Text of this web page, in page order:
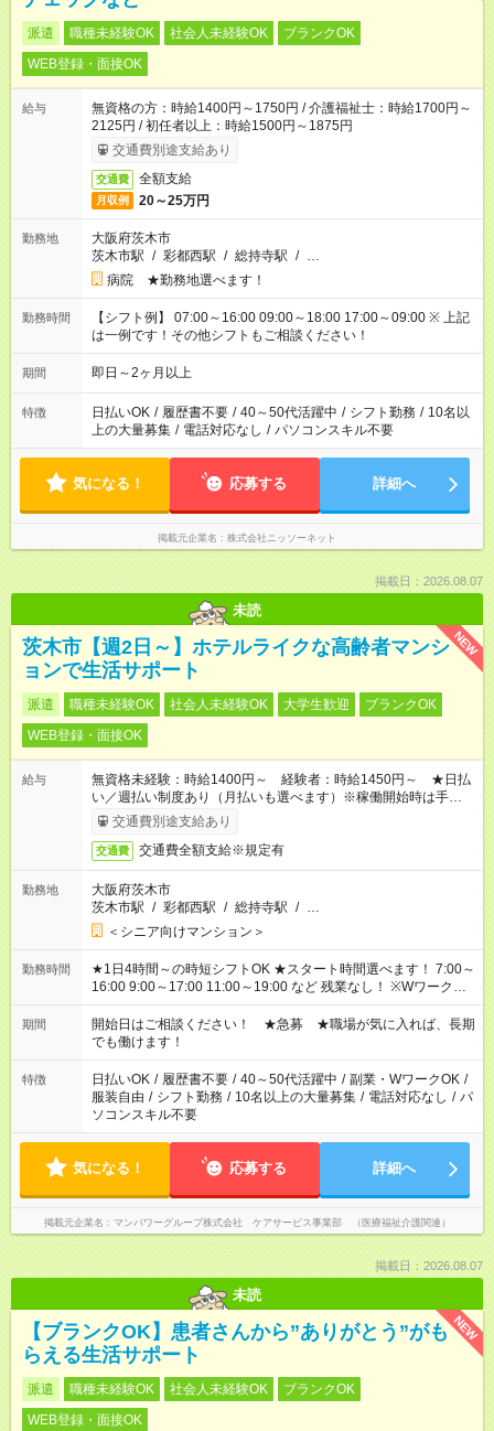
派遣 職種未経験OK 社会人未経験OK
ブランクOK
WEB登録・面接OK
給与
無資格の方：時給1400円～1750円 / 介護福祉士：時給1700円～
2125円 / 初任者以上：時給1500円～1875円
交通費別途支給あり
交通費 全額支給
月収例 20～25万円
勤務地
大阪府茨木市
茨木市駅 / 彩都西駅 / 総持寺駅 / …
病院 ★勤務地選べます！
勤務時間
【シフト例】 07:00～16:00 09:00～18:00 17:00～09:00 ※ 上記
は一例です！その他シフトもご相談ください！
期間 即日～2ヶ月以上
特徴 日払いOK / 履歴書不要 / 40～50代活躍中 / シフト勤務 / 10名以
上の大量募集 / 電話対応なし / パソコンスキル不要
気になる！ 応募する 詳細へ
掲載元企業名 株式会社ニッソーネット
掲載日：2026.08.07
未読
NEW
茨木市【週2日～】ホテルライクな高齢者マンシ
ョンで生活サポート
派遣 職種未経験OK 社会人未経験OK 大学生歓迎
ブランクOK
WEB登録・面接OK
給与
無資格未経験：時給1400円～ 経験者：時給1450円～ ★日払
い／週払い制度あり（月払いも選べます）※稼働開始時は手続き
完了次第のお支払いとなります。
交通費別途支給あり
交通費 交通費全額支給※規定有
勤務地
大阪府茨木市
茨木市駅 / 彩都西駅 / 総持寺駅 / …
＜シニア向けマンション＞
勤務時間
★1日4時間～の時短シフトOK ★スタート時間選べます！ 7:00～
16:00 9:00～17:00 11:00～19:00 など 残業なし！ ※Wワークの
場合、他のお仕事と合わせ週40時間超の就業はご案内できませ
ん ※法令に基づき、週20時間以上勤務は社会保険への加入対象
となります ※労働者派遣法（日雇い派遣の原則禁止）により、
短時間・短期間の就業はご案内が難しい場合があります
期間
開始日はご相談ください！ ★急募 ★職場が気に入れば、長期
でも働けます！
特徴 日払いOK / 履歴書不要 / 40～50代活躍中 / 副業・WワークOK /
服装自由 / シフト勤務 / 10名以上の大量募集 / 電話対応なし / パ
ソコンスキル不要
気になる！ 応募する 詳細へ
掲載元企業名 マンパワーグループ株式会社 ケアサービス事業部 （医療福祉介護関連）
掲載日：2026.08.07
未読
NEW
【ブランクOK】患者さんから”ありがとう”がも
らえる生活サポート
派遣 職種未経験OK 社会人未経験OK
ブランクOK
WEB登録・面接OK